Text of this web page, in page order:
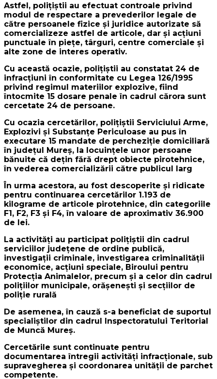
Astfel, polițiștii au efectuat controale privind
modul de respectare a prevederilor legale de
către persoanele fizice şi juridice autorizate să
comercializeze astfel de articole, dar și acțiuni
punctuale în pieţe, târguri, centre comerciale și
alte zone de interes operativ.
Cu această ocazie, polițiștii au constatat 24 de
infracțiuni în conformitate cu Legea 126/1995
privind regimul materiilor explozive, fiind
întocmite 15 dosare penale în cadrul cărora sunt
cercetate 24 de persoane.
Cu ocazia cercetărilor, polițiștii Serviciului Arme,
Explozivi și Substanțe Periculoase au pus în
executare 15 mandate de percheziție domiciliară
în județul Mureș, la locuințele unor persoane
bănuite că dețin fără drept obiecte pirotehnice,
în vederea comercializării către publicul larg
În urma acestora, au fost descoperite și ridicate
pentru continuarea cercetărilor 1.193 de
kilograme de articole pirotehnice, din categoriile
F1, F2, F3 și F4, în valoare de aproximativ 36.900
de lei.
La activități au participat polițiștii din cadrul
serviciilor județene de ordine publică,
investigații criminale, investigarea criminalității
economice, acțiuni speciale, Biroului pentru
Protecția Animalelor, precum și a celor din cadrul
poliţiilor municipale, orăşeneşti și secţiilor de
poliţie rurală
De asemenea, în cauză s-a beneficiat de suportul
specialiștilor din cadrul Inspectoratului Teritorial
de Muncă Mureș.
Cercetările sunt continuate pentru
documentarea întregii activități infracționale, sub
supravegherea și coordonarea unității de parchet
competente.